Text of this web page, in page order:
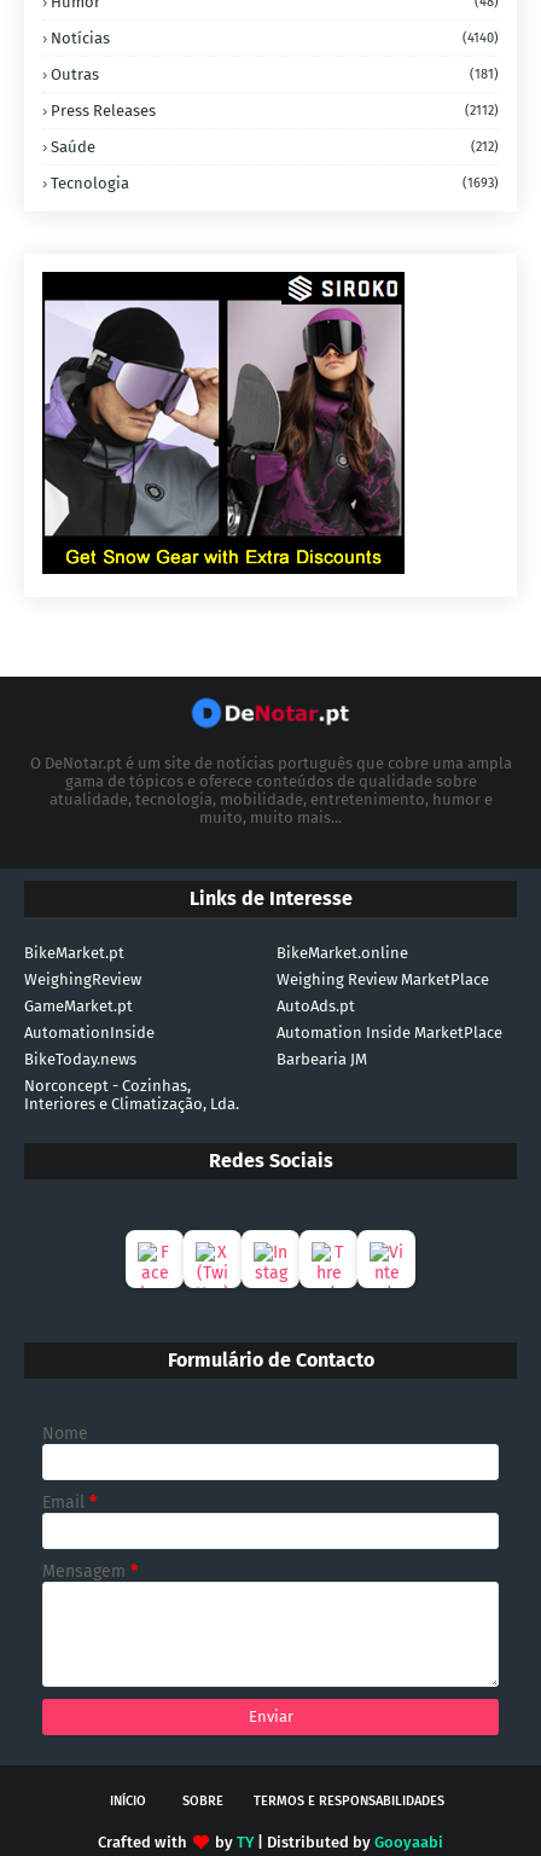
Notícias (4140)
Outras (181)
Press Releases (2112)
Saúde (212)
Tecnologia (1693)
O DeNotar.pt é um site de notícias português que cobre uma ampla
gama de tópicos e oferece conteúdos de qualidade sobre
atualidade, tecnologia, mobilidade, entretenimento, humor e
muito, muito mais...
Links de Interesse
BikeMarket.pt
BikeMarket.online
WeighingReview
Weighing Review MarketPlace
GameMarket.pt
AutoAds.pt
AutomationInside
Automation Inside MarketPlace
BikeToday.news
Barbearia JM
Norconcept - Cozinhas,
Interiores e Climatização, Lda.
Redes Sociais
Formulário de Contacto
Nome
Email *
Mensagem *
INÍCIO SOBRE TERMOS E RESPONSABILIDADES
Crafted with by TY| Distributed by Gooyaabi